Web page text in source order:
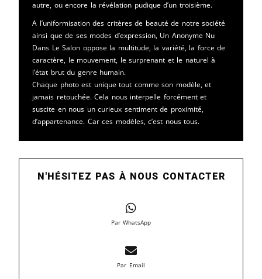
autre, ou encore la révélation pudique d’un troisième.
A l’uniformisation des critères de beauté de notre société
ainsi que de ses modes d’expression, Un Anonyme Nu
Dans Le Salon oppose la multitude, la variété, la force de
caractère, le mouvement, le surprenant et le naturel à
l’état brut du genre humain.
Chaque photo est unique tout comme son modèle, et
jamais retouchée. Cela nous interpelle forcément et
suscite en nous un curieux sentiment de proximité,
d’appartenance. Car ces modèles, c’est nous tous.
N'HÉSITEZ PAS À NOUS CONTACTER
Par WhatsApp
Par Email